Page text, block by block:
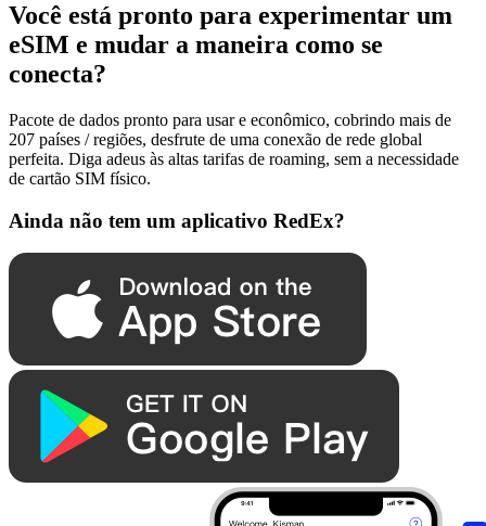
Você está pronto para experimentar um
eSIM e mudar a maneira como se
conecta?
Pacote de dados pronto para usar e econômico, cobrindo mais de
207 países / regiões, desfrute de uma conexão de rede global
perfeita. Diga adeus às altas tarifas de roaming, sem a necessidade
de cartão SIM físico.
Ainda não tem um aplicativo RedEx?